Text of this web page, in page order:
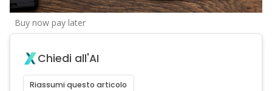
Buy now pay later
Chiedi all'AI
Riassumi questo articolo